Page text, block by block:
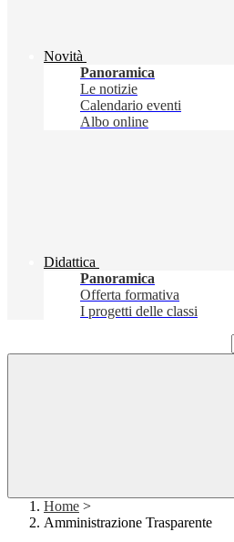
Novità
Panoramica
Le notizie
Calendario eventi
Albo online
Didattica
Panoramica
Offerta formativa
I progetti delle classi
Home >
Amministrazione Trasparente